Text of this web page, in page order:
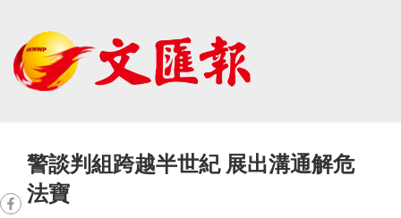
警談判組跨越半世紀 展出溝通解危
法寶